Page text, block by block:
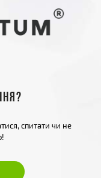
спитати чи не